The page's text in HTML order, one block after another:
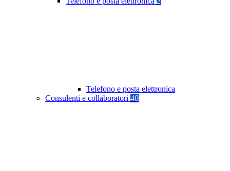
Telefono e posta elettronica
Consulenti e collaboratori 40